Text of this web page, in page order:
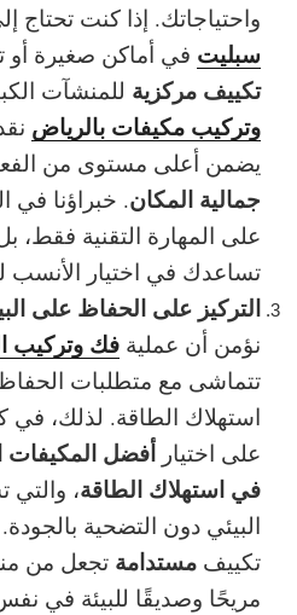
واحتياجاتك. إذا كنت تحتاج
سبليت في أماكن صغيرة أو
تكييف مركزية للمنشآت
وتركيب مكيفات بالرياض
يضمن أعلى مستوى من
جمالية المكان. خبراؤنا في
على المهارة التقنية فقط،
تساعدك في اختيار الأنسب
التركيز على الحفاظ على
نؤمن أن عملية فك وتركيب
تتماشى مع متطلبات
استهلاك الطاقة. لذلك، في
على اختيار أفضل المكيفات
في استهلاك الطاقة، والتي
البيئي دون التضحية
تكييف مستدامة تجعل من
مريحًا وصديقًا للبيئة في